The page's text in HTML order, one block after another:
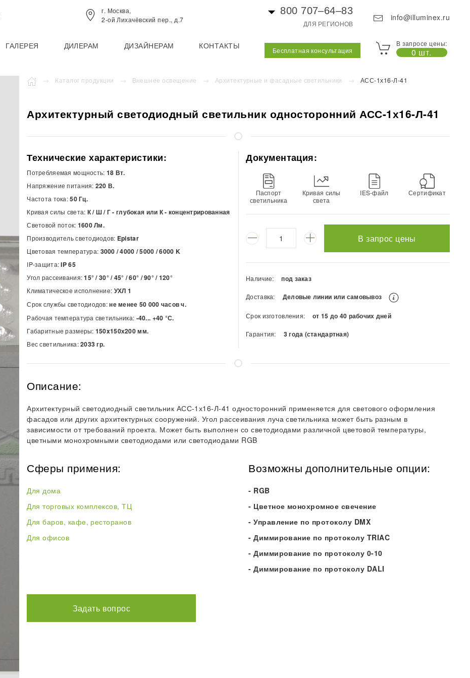
г. Москва,
2-ой Лихачёвский пер., д.7
800 707–64–83
ДЛЯ РЕГИОНОВ
ГАЛЕРЕЯ ДИЛЕРАМ ДИЗАЙНЕРАМ КОНТАКТЫ
Бесплатная консультация
info@illuminex.ru
В запросе цены:
0 шт.
Каталог продукции Внешнее освещение Архитектурные и фасадные светильники АСС-1х16-Л-41
Архитектурный светодиодный светильник односторонний АСС-1х16-Л-41
Технические характеристики:
Потребляемая мощность: 18 Вт.
Напряжение питания: 220 В.
Частота тока:50 Гц.
Кривая силы света: К / Ш / Г - глубокая или К - концентрированная
Световой поток: 1600 Лм.
Производитель светодиодов: Epistar
Цветовая температура: 3000 / 4000 / 5000 / 6000 K
IP-защита:IP 65
Угол рассеивания:15° / 30° / 45° / 60° / 90° / 120°
Климатическое исполнение: УХЛ 1
Срок службы светодиодов:не менее 50 000 часов ч.
Рабочая температура светильника: -40... +40 °С.
Габаритные размеры: 150x150х200 мм.
Вес светильника:2033 гр.
Документация:
Паспорт
светильника
Кривая силы
света
IES-файл Сертификат
В запрос цены
Наличие: под заказ
Доставка: Деловые линии или самовывоз
Срок изготовления: от 15 до 40 рабочих дней
Гарантия: 3 года (стандартная)
Описание:
Архитектурный светодиодный светильник АСС-1х16-Л-41 односторонний применяется для светового оформления
фасадов или других архитектурных сооружений. Угол рассеивания луча светильника может быть разным в
зависимости от требований проекта. Может быть выполнен со светодиодами различной цветовой температуры,
цветными монохромными светодиодами или светодиодами RGB
Сферы примения:
Для дома
Для торговых комплексов, ТЦ
Для баров, кафе, ресторанов
Для офисов
Возможны дополнительные опции:
- RGB
- Цветное монохромное свечение
- Управление по протоколу DMX
- Диммирование по протоколу TRIAC
- Диммирование по протоколу 0-10
- Диммирование по протоколу DALI
Задать вопрос